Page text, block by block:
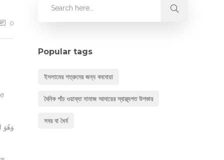
0
Popular tags
ইসলামের শত্রুদের জন্য বদদোয়া
দৈনিক পাঁচ ওয়াক্ত নামাজ আদায়ের স্বাস্থ্যগত উপকার
সবর বা ধৈর্য